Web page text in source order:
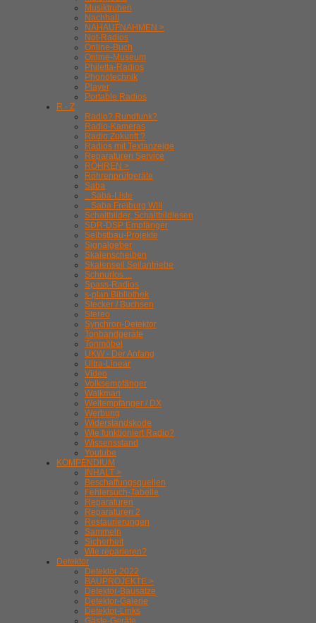
Musiktruhen
Nachhall
NAHAUFNAHMEN >
Not-Radios
Online-Buch
Online-Museum
Philetta-Radios
Phonotechnik
Player
Portable Radios
R - Z
Radio? Rundfunk?
Radio-Kameras
Radio Zukunft ?
Radios mit Textanzeige
Reparaturen Service
RÖHREN >
Röhrenprüfgeräte
Saba
.. Saba-Liste
.. Saba Freiburg WIII
Schaltbilder, Schaltbildlesen
SDR-DSP Empfänger
Selbstbau-Projekte
Signalgeber
Skalenscheiben
Skalenseil Seilantriebe
Schnurlos ...
Spass-Radios
s-plan Bibliothek
Stecker / Buchsen
Stereo
Synchron-Detektor
Tonbandgeräte
Tonmöbel
UKW - Der Anfang
Ultra-Linear
Video
Volksempfänger
Walkman
Weltempfänger / DX
Werbung
Widerstandskode
Wie funktioniert Radio?
Wissensstand
Youtube
KOMPENDIUM
INHALT >
Beschaffungsquellen
Fehlersuch-Tabelle
Reparaturen
Reparaturen 2
Restaurierungen
Sammeln
Sicherheit
Wie reparieren?
Detektor
Detektor 2022
BAUPROJEKTE >
Detektor-Bausätze
Detektor-Galerie
Detektor-Links
Gäste-Geräte